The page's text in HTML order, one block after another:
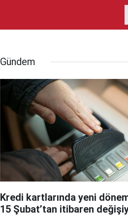
Gündem
Kredi kartlarında yeni
15 Şubat’tan itibaren